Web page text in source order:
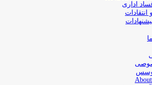
اداری